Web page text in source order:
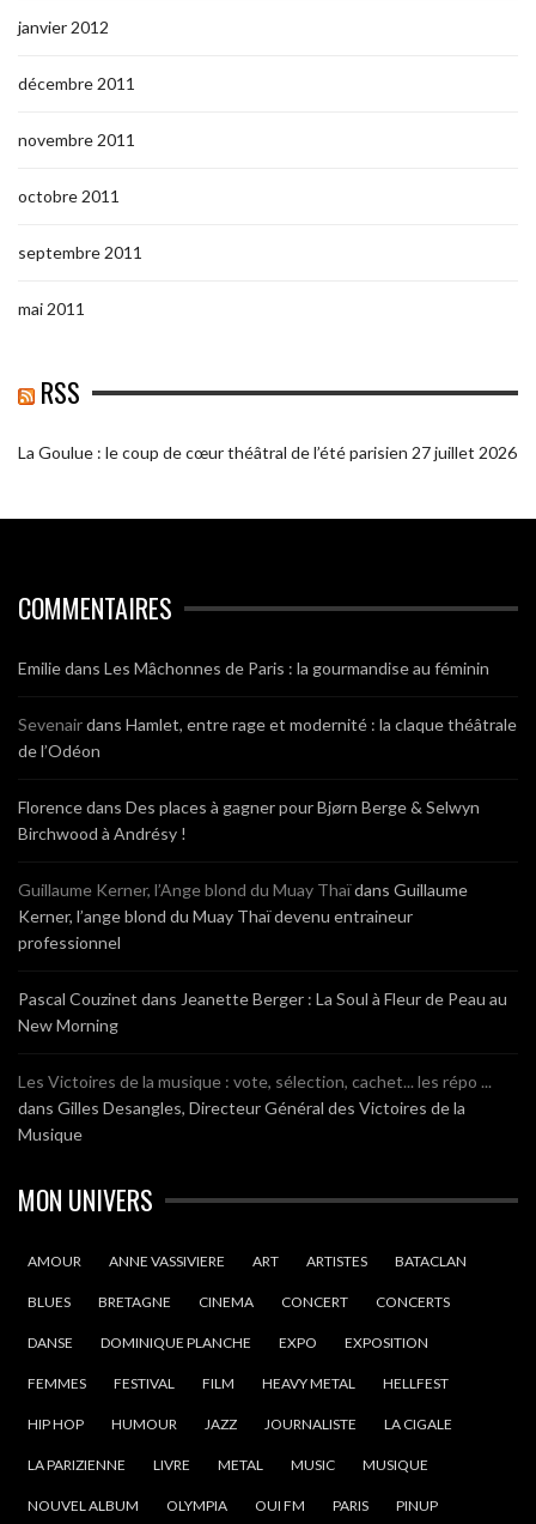
janvier 2012
décembre 2011
novembre 2011
octobre 2011
septembre 2011
mai 2011
RSS
La Goulue : le coup de cœur théâtral de l’été parisien 27 juillet 2026
COMMENTAIRES
Emiliedans Les Mâchonnes de Paris : la gourmandise au féminin
Sevenairdans Hamlet, entre rage et modernité : la claque théâtrale
de l’Odéon
Florencedans Des places à gagner pour Bjørn Berge & Selwyn
Birchwood à Andrésy !
Guillaume Kerner, l’Ange blond du Muay Thaïdans Guillaume
Kerner, l’ange blond du Muay Thaï devenu entraineur
professionnel
Pascal Couzinet dans Jeanette Berger : La Soul à Fleur de Peau au
New Morning
Les Victoires de la musique : vote, sélection, cachet... les répo ...
dans Gilles Desangles, Directeur Général des Victoires de la
Musique
MON UNIVERS
AMOUR ANNE VASSIVIERE ART ARTISTES BATACLAN
BLUES BRETAGNE CINEMA CONCERT CONCERTS
DANSE DOMINIQUE PLANCHE EXPO EXPOSITION
FEMMES FESTIVAL FILM HEAVY METAL HELLFEST
HIP HOP HUMOUR JAZZ JOURNALISTE LA CIGALE
LA PARIZIENNE LIVRE METAL MUSIC MUSIQUE
NOUVEL ALBUM OLYMPIA OUI FM PARIS PINUP